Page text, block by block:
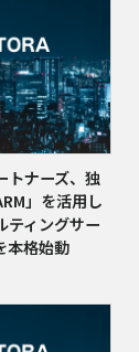
トナーズ、独
」を活用し
ティングサー
本格始動